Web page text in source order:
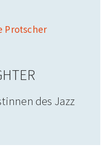
des Jazz